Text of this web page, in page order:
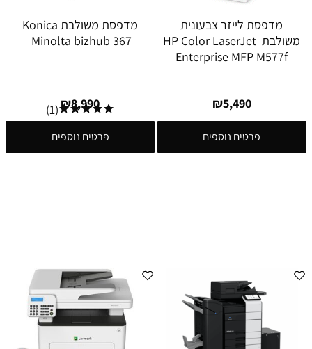
מדפסת ‏לייזר צבעונית
‏משולבת HP Color LaserJet
Enterprise MFP M577f
₪5,490
פרטים נוספים
מדפסת משולבת Konica
Minolta bizhub 367
₪8,990
(1)
פרטים נוספים